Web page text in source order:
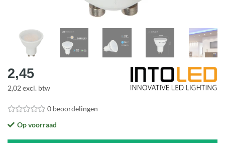
2,45
2,02 excl. btw
0 beoordelingen
Op voorraad